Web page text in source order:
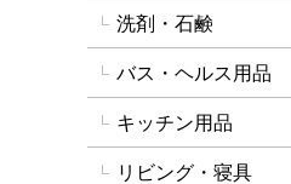
洗剤・石鹸
バス・ヘルス用品
キッチン用品
リビング・寝具